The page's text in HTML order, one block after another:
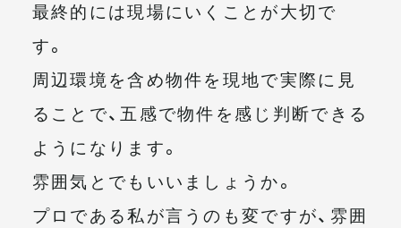
最終的には現場にいくことが大切で
す。
周辺環境を含め物件を現地で実際に見
ることで、五感で物件を感じ判断できる
ようになります。
雰囲気とでもいいましょうか。
プロである私が言うのも変ですが、雰囲